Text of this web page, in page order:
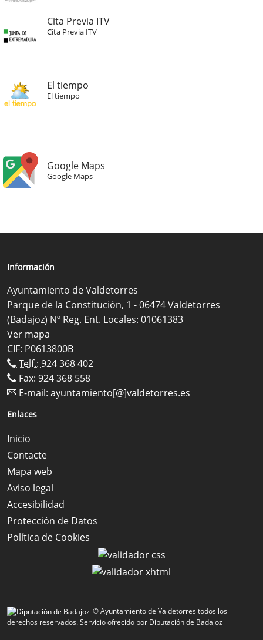
Cita Previa ITV
Cita Previa ITV
El tiempo
El tiempo
Google Maps
Google Maps
Información
Ayuntamiento de Valdetorres
Parque de la Constitución, 1 - 06474 Valdetorres
(Badajoz) Nº Reg. Ent. Locales: 01061383
Ver mapa
CIF: P0613800B
Telf.: 924 368 402
Fax: 924 368 558
E-mail: ayuntamiento[@]valdetorres.es
Enlaces
Inicio
Contacte
Mapa web
Aviso legal
Accesibilidad
Protección de Datos
Política de Cookies
© Ayuntamiento de Valdetorres todos los
derechos reservados.Servicio ofrecido por Diputación de Badajoz